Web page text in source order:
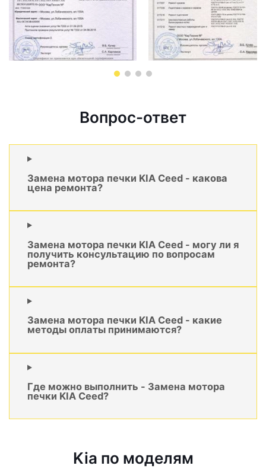
Вопрос-ответ
Замена мотора печки KIA Ceed - какова
цена ремонта?
Замена мотора печки KIA Ceed - могу ли я
получить консультацию по вопросам
ремонта?
Замена мотора печки KIA Ceed - какие
методы оплаты принимаются?
Где можно выполнить - Замена мотора
печки KIA Ceed?
Kia по моделям